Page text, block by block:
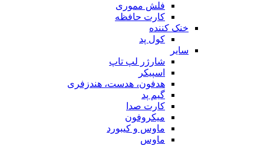
فلش مموری
کارت حافظه
خنک کننده
کول پد
سایر
شارژر لپ تاپ
اسپیکر
هدفون، هدست، هندزفری
گیم پد
کارت صدا
میکروفون
ماوس و کیبورد
ماوس